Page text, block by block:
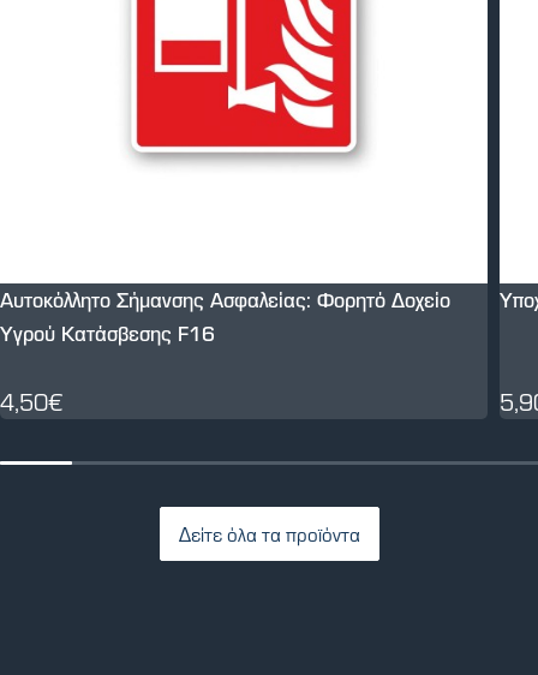
Αυτοκόλλητο Σήμανσης Ασφαλείας: Φορητό Δοχείο
Υγρού Κατάσβεσης F16
4,50€
Δείτε όλα τα προϊόντα